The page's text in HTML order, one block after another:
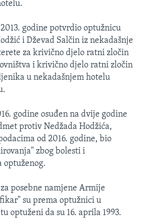
godine potvrdio optužnicu
i Dževad Salčin iz nekadašnje
za krivično djelo ratni zločin
i krivično djelo ratni zločin
u nekadašnjem hotelu
godine osuđen na dvije godine
protiv Nedžada Hodžića,
od 2016. godine, bio
zbog bolesti i
optuženog.
posebne namjene Armije
su prema optužnici u
optuženi da su 16. aprila 1993.